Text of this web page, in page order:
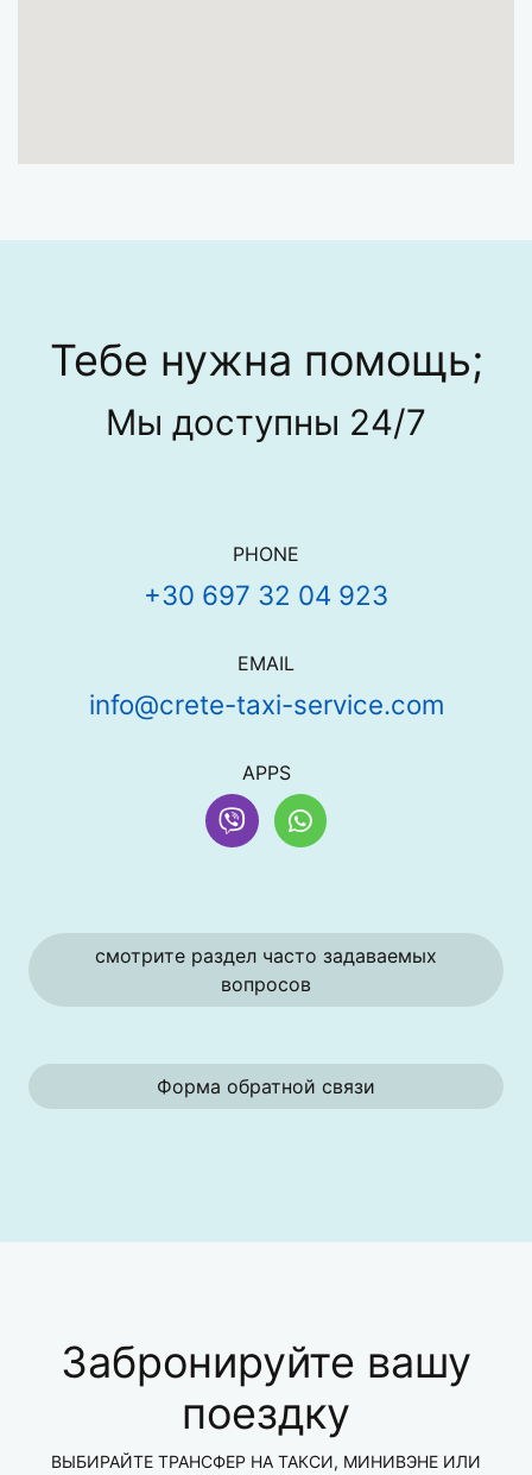
Тебе нужна помощь;
Мы доступны 24/7
Контактная информация
PHONE
+30 697 32 04 923
EMAIL
info@crete-taxi-service.com
APPS
Viber WhatsApp
Дополнительные варианты
смотрите раздел часто задаваемых
вопросов
Форма обратной связи
Забронируйте вашу
поездку
ВЫБИРАЙТЕ ТРАНСФЕР НА ТАКСИ, МИНИВЭНЕ ИЛИ